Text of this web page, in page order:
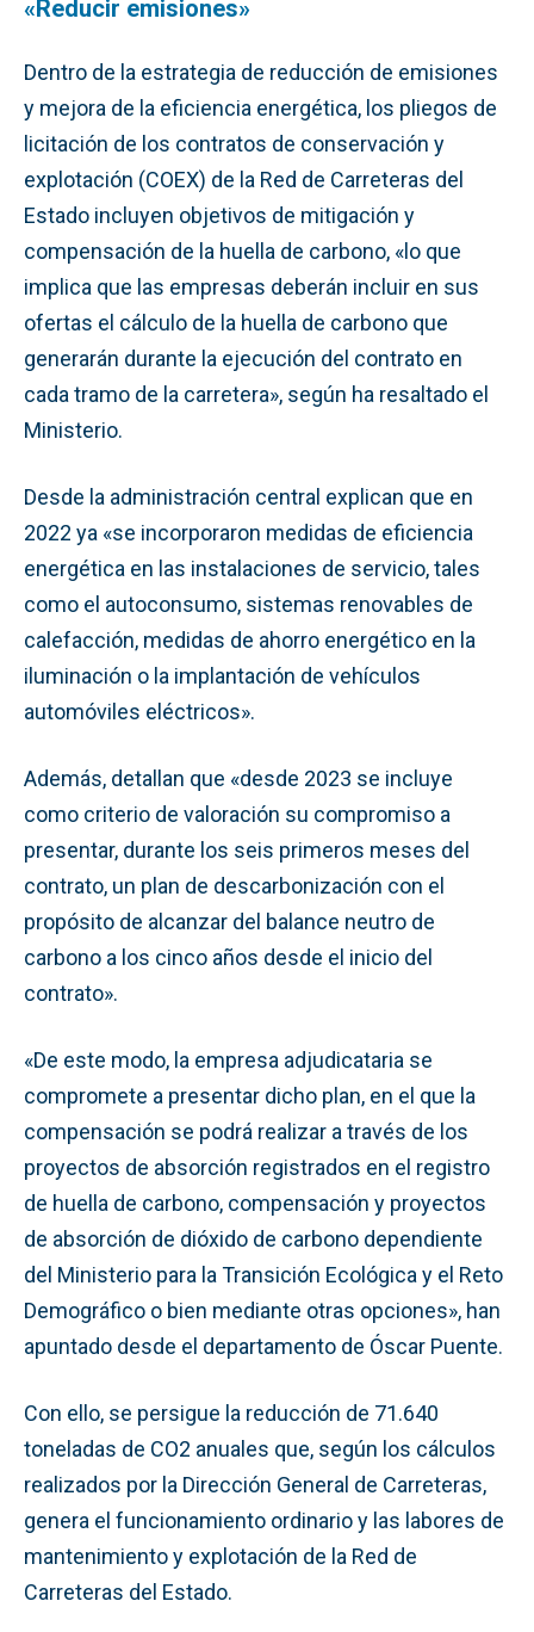
«Reducir emisiones»
Dentro de la estrategia de reducción de emisiones
y mejora de la eficiencia energética, los pliegos de
licitación de los contratos de conservación y
explotación (COEX) de la Red de Carreteras del
Estado incluyen objetivos de mitigación y
compensación de la huella de carbono, «lo que
implica que las empresas deberán incluir en sus
ofertas el cálculo de la huella de carbono que
generarán durante la ejecución del contrato en
cada tramo de la carretera», según ha resaltado el
Ministerio.
Desde la administración central explican que en
2022 ya «se incorporaron medidas de eficiencia
energética en las instalaciones de servicio, tales
como el autoconsumo, sistemas renovables de
calefacción, medidas de ahorro energético en la
iluminación o la implantación de vehículos
automóviles eléctricos».
Además, detallan que «desde 2023 se incluye
como criterio de valoración su compromiso a
presentar, durante los seis primeros meses del
contrato, un plan de descarbonización con el
propósito de alcanzar del balance neutro de
carbono a los cinco años desde el inicio del
contrato».
«De este modo, la empresa adjudicataria se
compromete a presentar dicho plan, en el que la
compensación se podrá realizar a través de los
proyectos de absorción registrados en el registro
de huella de carbono, compensación y proyectos
de absorción de dióxido de carbono dependiente
del Ministerio para la Transición Ecológica y el Reto
Demográfico o bien mediante otras opciones», han
apuntado desde el departamento de Óscar Puente.
Con ello, se persigue la reducción de 71.640
toneladas de CO2 anuales que, según los cálculos
realizados por la Dirección General de Carreteras,
genera el funcionamiento ordinario y las labores de
mantenimiento y explotación de la Red de
Carreteras del Estado.